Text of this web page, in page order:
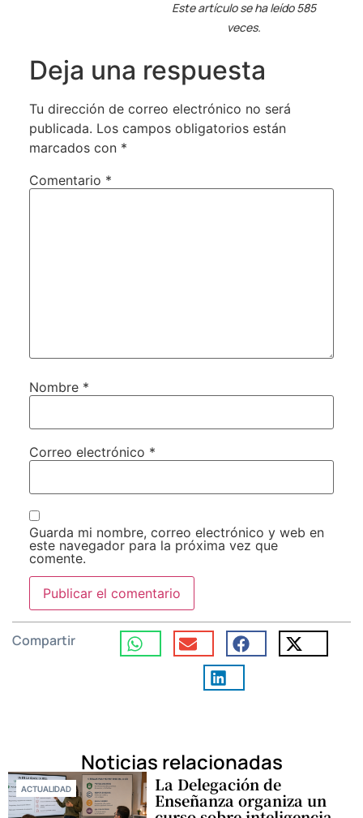
Este artículo se ha leído 585
veces.
Deja una respuesta
Tu dirección de correo electrónico no será
publicada. Los campos obligatorios están
marcados con *
Comentario *
Nombre *
Correo electrónico *
Guarda mi nombre, correo electrónico y web en
este navegador para la próxima vez que
comente.
Compartir
Noticias relacionadas
ACTUALIDAD La Delegación de
Enseñanza organiza un